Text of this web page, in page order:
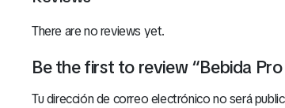
There are no reviews yet.
Be the first to review “Bebida
Tu dirección de correo electrónico no será